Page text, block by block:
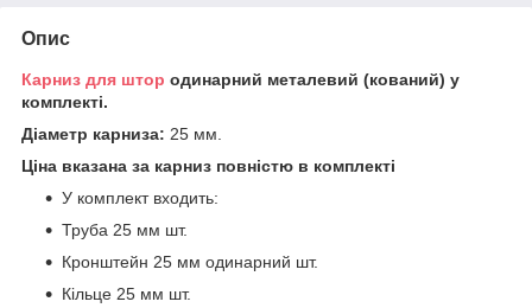
Опис
Карниз для штор одинарний металевий (кований) у
комплекті.
Діаметр карниза: 25 мм.
Ціна вказана за карниз повністю в комплекті
У комплект входить:
Труба 25 мм шт.
Кронштейн 25 мм одинарний шт.
Кільце 25 мм шт.